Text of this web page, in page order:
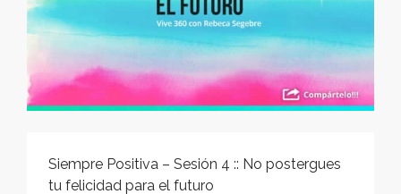
Siempre Positiva – Sesión 4 :: No postergues
tu felicidad para el futuro